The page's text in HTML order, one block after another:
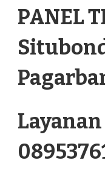
PANEL